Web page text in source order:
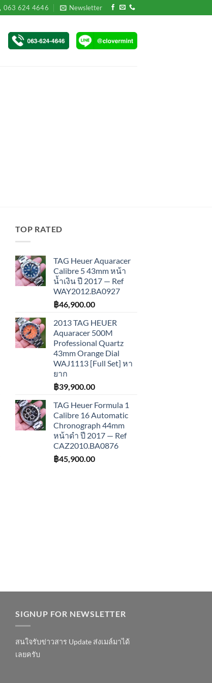
063 624 4646 Newsletter
TOP RATED
TAG Heuer Aquaracer
Calibre 5 43mm หน้า
น้ำเงิน ปี 2017 — Ref
WAY2012.BA0927
฿46,900.00
2013 TAG HEUER
Aquaracer 500M
Professional Quartz
43mm Orange Dial
WAJ1113 [Full Set] หา
ยาก
฿39,900.00
TAG Heuer Formula 1
Calibre 16 Automatic
Chronograph 44mm
หน้าดำ ปี 2017 — Ref
CAZ2010.BA0876
฿45,900.00
SIGNUP FOR NEWSLETTER
สนใจรับข่าวสาร Update ส่งเมล์มาได้
เลยครับ